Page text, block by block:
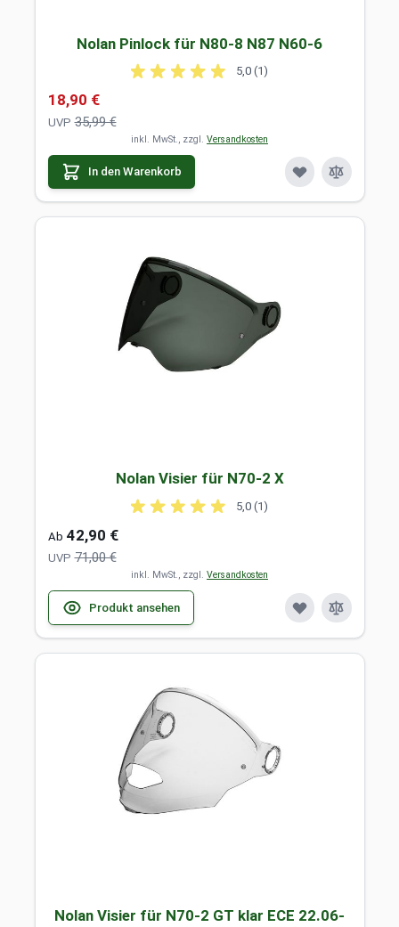
Nolan Pinlock für N80-8 N87 N60-6
5,0 (1)
Sonderpreis
18,90 €
UVP 35,99 €
inkl. MwSt., zzgl. Versandkosten
In den Warenkorb
Nolan Visier für N70-2 X
5,0 (1)
Ab 42,90 €
UVP 71,00 €
inkl. MwSt., zzgl. Versandkosten
Produkt ansehen
Nolan Visier für N70-2 GT klar ECE 22.06-